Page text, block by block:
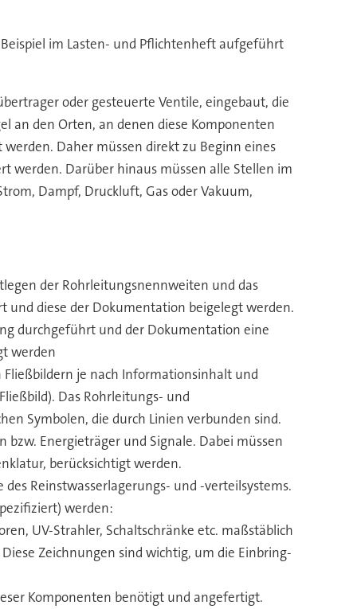
im Lasten- und Pflichtenheft aufgeführt
oder gesteuerte Ventile, eingebaut, die
an den Orten, an denen diese Komponenten
Daher müssen direkt zu Beginn eines
werden. Darüber hinaus müssen alle Stellen im
Dampf, Druckluft, Gas oder Vakuum,
der Rohrleitungsnennweiten und das
diese der Dokumentation beigelegt werden.
durchgeführt und der Dokumentation eine
werden
je nach Informationsinhalt und
Das Rohrleitungs- und
Symbolen, die durch Linien verbunden sind.
Energieträger und Signale. Dabei müssen
berücksichtigt werden.
Reinstwasserlagerungs- und -verteilsystems.
werden:
UV-Strahler, Schaltschränke etc. maßstäblich
Zeichnungen sind wichtig, um die Einbring-
Komponenten benötigt und angefertigt.